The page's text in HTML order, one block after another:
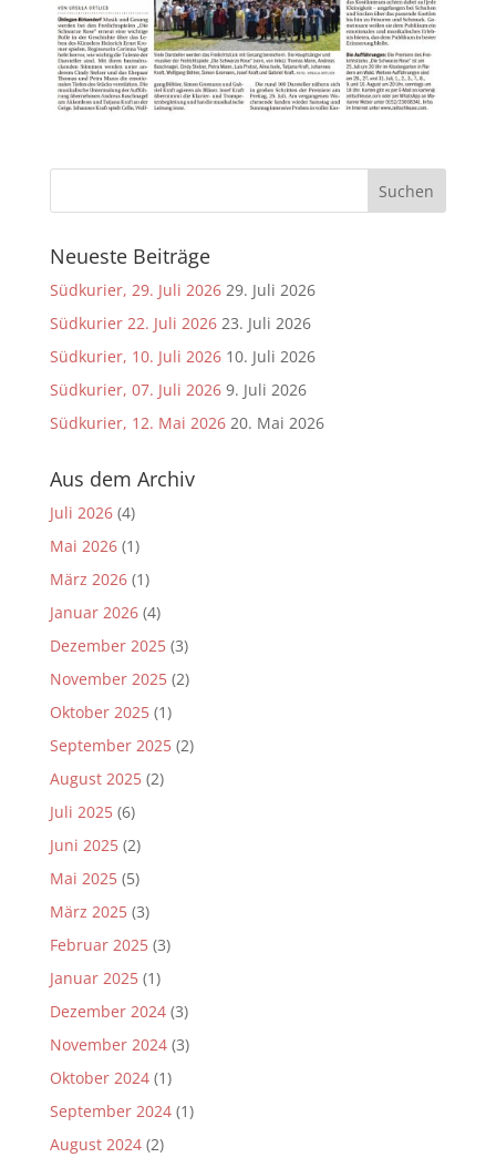
Neueste Beiträge
Südkurier, 29. Juli 2026 29. Juli 2026
Südkurier 22. Juli 2026 23. Juli 2026
Südkurier, 10. Juli 2026 10. Juli 2026
Südkurier, 07. Juli 2026 9. Juli 2026
Südkurier, 12. Mai 2026 20. Mai 2026
Aus dem Archiv
Juli 2026(4)
Mai 2026(1)
März 2026(1)
Januar 2026(4)
Dezember 2025(3)
November 2025(2)
Oktober 2025(1)
September 2025(2)
August 2025(2)
Juli 2025(6)
Juni 2025(2)
Mai 2025(5)
März 2025(3)
Februar 2025(3)
Januar 2025(1)
Dezember 2024(3)
November 2024(3)
Oktober 2024(1)
September 2024(1)
August 2024(2)